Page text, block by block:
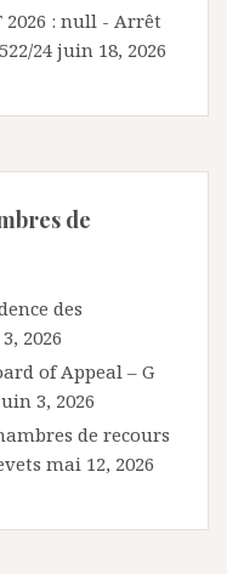
2026 : null - Arrêt
24 juin 18, 2026
de
des
2026
of Appeal – G
3, 2026
de recours
mai 12, 2026